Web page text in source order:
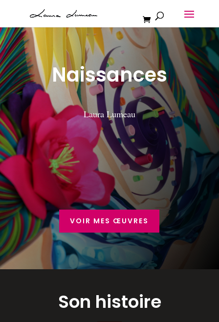
Naissances
Laura Lumeau
VOIR MES ŒUVRES
Son histoire